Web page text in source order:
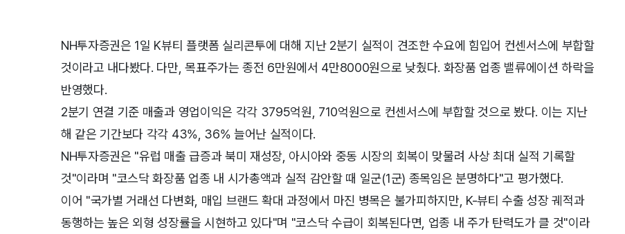
NH투자증권은 1일 K뷰티 플랫폼 실리콘투에 대해 지난 2분기 실적이 견조한 수요에 힘입어 컨센서스에 부합할
것이라고 내다봤다. 다만, 목표주가는 종전 6만원에서 4만8000원으로 낮췄다. 화장품 업종 밸류에이션 하락을
반영했다.
2분기 연결 기준 매출과 영업이익은 각각 3795억원, 710억원으로 컨센서스에 부합할 것으로 봤다. 이는 지난
해 같은 기간보다 각각 43%, 36% 늘어난 실적이다.
NH투자증권은 "유럽 매출 급증과 북미 재성장, 아시아와 중동 시장의 회복이 맞물려 사상 최대 실적 기록할
것"이라며 "코스닥 화장품 업종 내 시가총액과 실적 감안할 때 일군(1군) 종목임은 분명하다"고 평가했다.
이어 "국가별 거래선 다변화, 매입 브랜드 확대 과정에서 마진 병목은 불가피하지만, K-뷰티 수출 성장 궤적과
동행하는 높은 외형 성장률을 시현하고 있다"며 "코스닥 수급이 회복된다면, 업종 내 주가 탄력도가 클 것"이라